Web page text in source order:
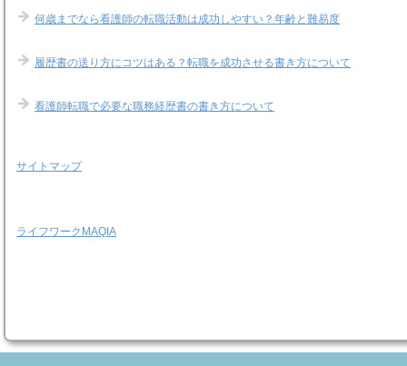
何歳までなら看護師の転職活動は成功しやすい？年齢と難易度
履歴書の送り方にコツはある？転職を成功させる書き方について
看護師転職で必要な職務経歴書の書き方について
サイトマップ
ライフワークMAQIA